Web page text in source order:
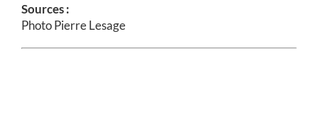
Sources :
Photo Pierre Lesage